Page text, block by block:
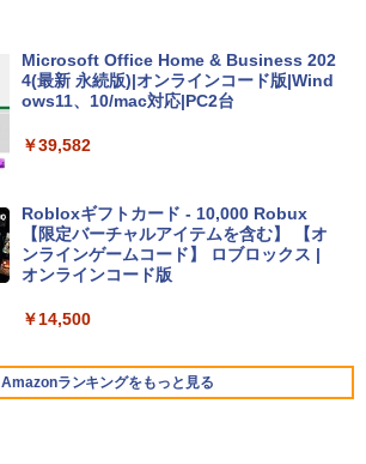
Apple 2026 MacBook Air M5チップ搭載
13インチノートブック：AIとApple Intell
igence、13.6インチLiquid Retinaディ
TB SSDストレージ、12MPセンターフレ
￥261,414
コン Vivobook 15 M1502NAQ 15.6イン
版) 搭載 Windows 11 重量1.7kg Wi-Fi 6
E クワイエットブルー M1502NAQ-R716
Microsoft Office Home & Business 202
4(最新 永続版)|オンラインコード版|Wind
ows11、10/mac対応|PC2台
￥39,582
Robloxギフトカード - 10,000 Robux
【限定バーチャルアイテムを含む】 【オ
ンラインゲームコード】 ロブロックス |
オンラインコード版
￥14,500
Amazonランキングをもっと見る